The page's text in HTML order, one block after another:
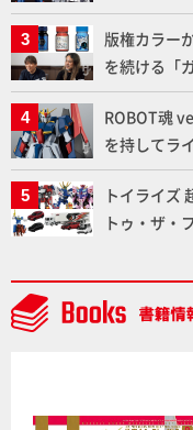
下ろしでご
ト」セット
版権カラー
を続ける「
ー塗料の未
ROBOT魂
を持してラ
劇中どおり
ダム】
トイライズ
トゥ・ザ・
NEWITEM】